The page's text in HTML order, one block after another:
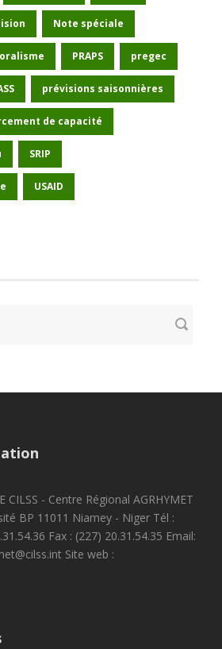
Note spéciale
PRAPS pregec
prévisions saisonnières
de capacité
SRIP
USAID
CILSS - Centre Régional AGRHYMET
BP 11011 Niamey - Niger Tél :
Fax : (227) 20.31.54.35 Email:
Site web :